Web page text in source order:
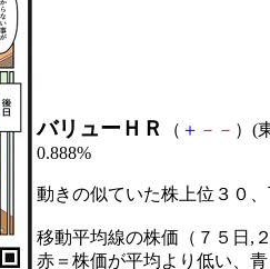
バリューＨＲ （ ＋ － － ）(
0.888%
動きの似ていた株上位３０、
移動平均線の株価（７５日,
赤＝株価が平均より低い、